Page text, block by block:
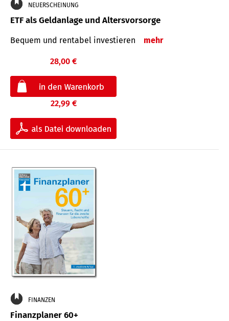
NEUERSCHEINUNG
ETF als Geldanlage und Altersvorsorge
Bequem und rentabel investieren mehr
28,00 €
22,99 €
FINANZEN
Finanzplaner 60+